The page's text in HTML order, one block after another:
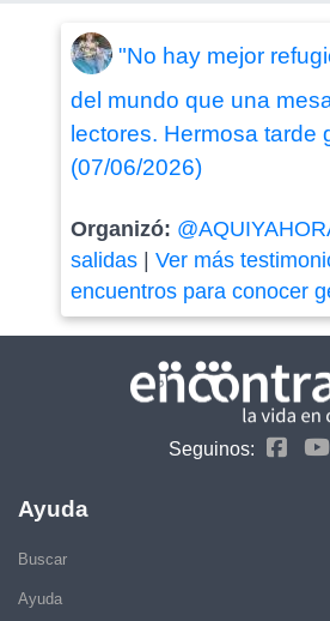
"No hay mejor
del mundo que una
lectores. Hermosa tarde
(07/06/2026)
Organizó:
salidas| Ver más
encuentros para conocer
Seguinos:
Ayuda
Buscar
Ayuda